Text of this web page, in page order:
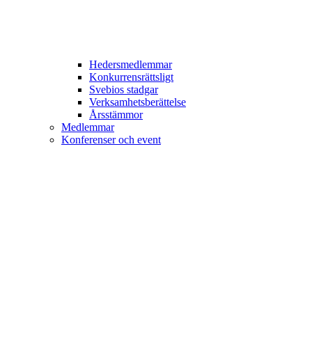
Hedersmedlemmar
Konkurrensrättsligt
Svebios stadgar
Verksamhetsberättelse
Årsstämmor
Medlemmar
Konferenser och event